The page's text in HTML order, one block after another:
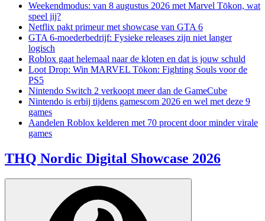
Weekendmodus: van 8 augustus 2026 met Marvel Tōkon, wat
speel jij?
Netflix pakt primeur met showcase van GTA 6
GTA 6-moederbedrijf: Fysieke releases zijn niet langer
logisch
Roblox gaat helemaal naar de kloten en dat is jouw schuld
Loot Drop: Win MARVEL Tōkon: Fighting Souls voor de
PS5
Nintendo Switch 2 verkoopt meer dan de GameCube
Nintendo is erbij tijdens gamescom 2026 en wel met deze 9
games
Aandelen Roblox kelderen met 70 procent door minder virale
games
THQ Nordic Digital Showcase 2026